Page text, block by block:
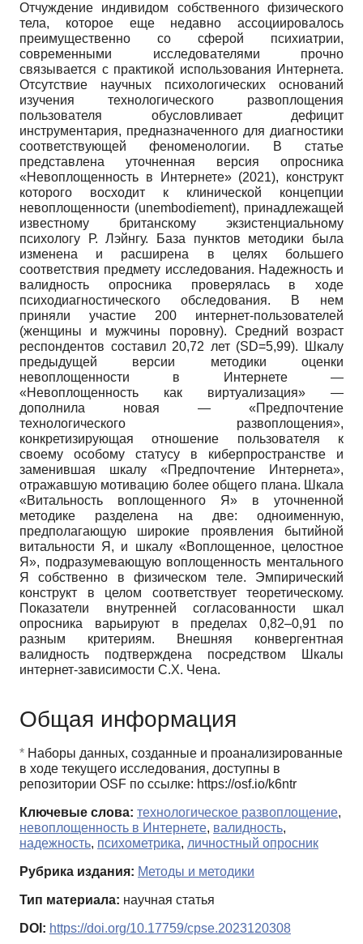
Отчуждение индивидом собственного физического
тела, которое еще недавно ассоциировалось
преимущественно со сферой психиатрии,
современными исследователями прочно
связывается с практикой использования Интернета.
Отсутствие научных психологических оснований
изучения технологического развоплощения
пользователя обусловливает дефицит
инструментария, предназначенного для диагностики
соответствующей феноменологии. В статье
представлена уточненная версия опросника
«Невоплощенность в Интернете» (2021), конструкт
которого восходит к клинической концепции
невоплощенности (unembodiement), принадлежащей
известному британскому экзистенциальному
психологу Р. Лэйнгу. База пунктов методики была
изменена и расширена в целях большего
соответствия предмету исследования. Надежность и
валидность опросника проверялась в ходе
психодиагностического обследования. В нем
приняли участие 200 интернет-пользователей
(женщины и мужчины поровну). Средний возраст
респондентов составил 20,72 лет (SD=5,99). Шкалу
предыдущей версии методики оценки
невоплощенности в Интернете —
«Невоплощенность как виртуализация» —
дополнила новая — «Предпочтение
технологического развоплощения»,
конкретизирующая отношение пользователя к
своему особому статусу в киберпространстве и
заменившая шкалу «Предпочтение Интернета»,
отражавшую мотивацию более общего плана. Шкала
«Витальность воплощенного Я» в уточненной
методике разделена на две: одноименную,
предполагающую широкие проявления бытийной
витальности Я, и шкалу «Воплощенное, целостное
Я», подразумевающую воплощенность ментального
Я собственно в физическом теле. Эмпирический
конструкт в целом соответствует теоретическому.
Показатели внутренней согласованности шкал
опросника варьируют в пределах 0,82–0,91 по
разным критериям. Внешняя конвергентная
валидность подтверждена посредством Шкалы
интернет-зависимости С.Х. Чена.
Общая информация
* Наборы данных, созданные и проанализированные
в ходе текущего исследования, доступны в
репозитории OSF по ссылке: https://osf.io/k6ntr
Ключевые слова: технологическое развоплощение,
невоплощенность в Интернете, валидность,
надежность, психометрика, личностный опросник
Рубрика издания: Методы и методики
Тип материала: научная статья
DOI: https://doi.org/10.17759/cpse.2023120308